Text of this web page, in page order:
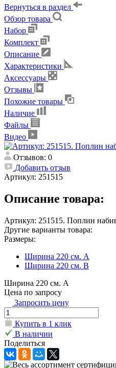
Вернуться в раздел
Обзор товара
Набор
Комплект
Описание
Характеристики
Аксессуары
Отзывы
Похожие товары
Наличие
Файлы
Видео
Отзывов: 0
Добавить отзыв
Артикул: 251515
Описание товара:
Артикул: 251515. Поплин
Другие варианты товара:
Размеры:
Ширина 220 см. А
Ширина 220 см. В
Ширина 220 см. А
Цена по запросу
Запросить цену
Купить в 1 клик
В наличии
Поделиться